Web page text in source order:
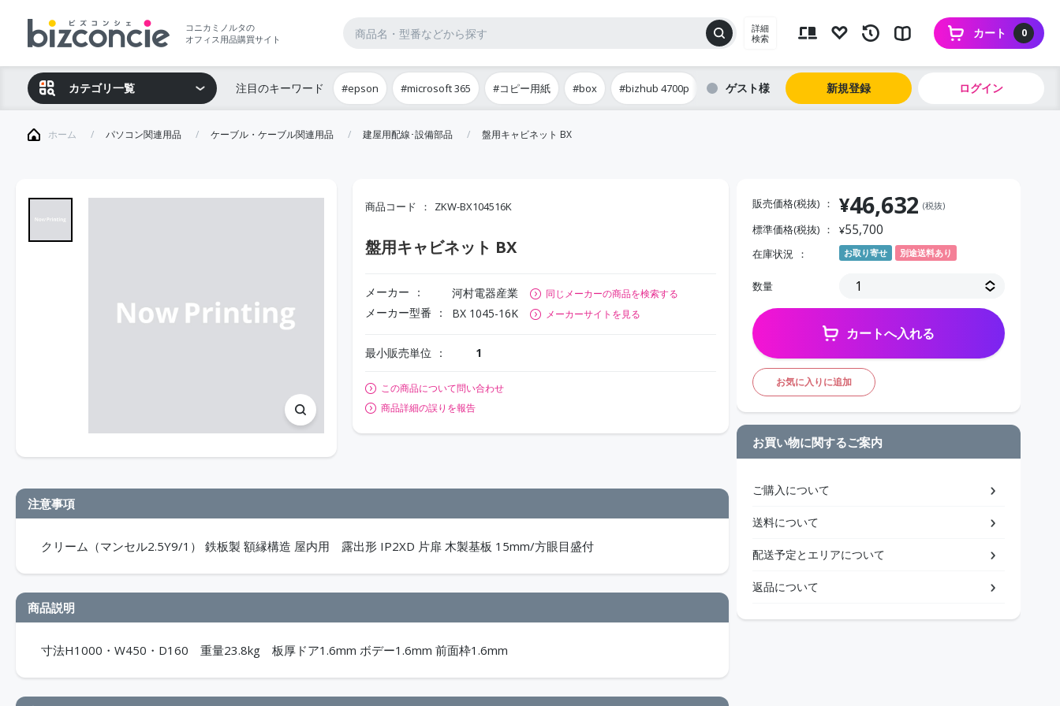
コニカミノルタの
オフィス用品購買サイト
詳細
検索
0
カート
カテゴリ一覧 注目のキーワード #epson #microsoft 365 #コピー用紙 #box #bizhub 4700p ゲスト 新規登録 ログイン
ホーム パソコン関連用品 ケーブル・ケーブル関連用品 建屋用配線･設備部品 盤用キャビネット BX
商品コード ZKW-BX104516K
盤用キャビネット BX
メーカー 河村電器産業 同じメーカーの商品を検索する
メーカー型番 BX 1045-16K メーカーサイトを見る
最小販売単位 1
この商品について問い合わせ
商品詳細の誤りを報告
注意事項
クリーム（マンセル2.5Y9/1） 鉄板製 額縁構造 屋内用 露出形 IP2XD 片扉 木製基板 15mm/方眼目盛付
商品説明
寸法H1000・W450・D160 重量23.8kg 板厚ドア1.6mm ボデー1.6mm 前面枠1.6mm
販売価格(税抜) ¥46,632 (税抜)
標準価格(税抜) ¥55,700
在庫状況 お取り寄せ 別途送料あり
数量
カートへ入れる
お気に入りに追加
お買い物に関するご案内
ご購入について
送料について
配送予定とエリアについて
返品について